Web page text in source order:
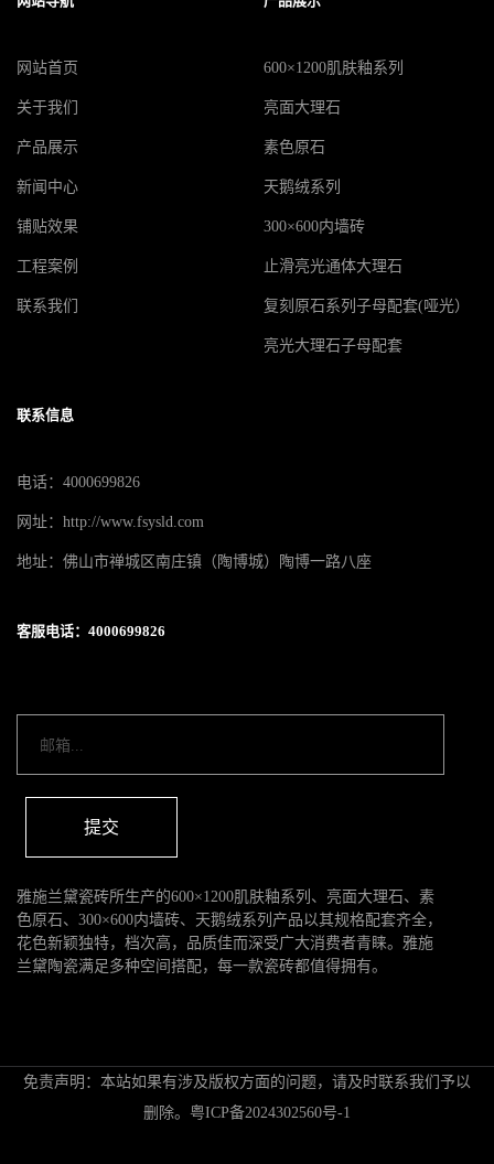
网站首页
关于我们
产品展示
新闻中心
铺贴效果
工程案例
联系我们
600×1200肌肤釉系列
亮面大理石
素色原石
天鹅绒系列
300×600内墙砖
止滑亮光通体大理石
复刻原石系列子母配套(哑光）
亮光大理石子母配套
联系信息
电话：4000699826
网址：http://www.fsysld.com
地址：佛山市禅城区南庄镇（陶博城）陶博一路八座
客服电话：4000699826
提交
雅施兰黛瓷砖所生产的600×1200肌肤釉系列、亮面大理石、素
色原石、300×600内墙砖、天鹅绒系列产品以其规格配套齐全，
花色新颖独特，档次高，品质佳而深受广大消费者青睐。雅施
兰黛陶瓷满足多种空间搭配，每一款瓷砖都值得拥有。
免责声明：本站如果有涉及版权方面的问题，请及时联系我们予以
删除。 粤ICP备2024302560号-1